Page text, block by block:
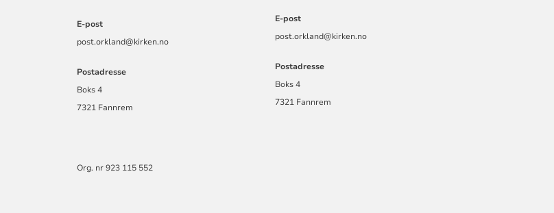
E-post
post.orkland@kirken.no
Postadresse
Boks 4
7321 Fannrem
Org. nr 923 115 552
E-post
post.orkland@kirken.no
Postadresse
Boks 4
7321 Fannrem